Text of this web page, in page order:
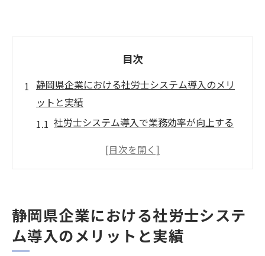
目次
静岡県企業における社労士システム導入のメリ
ットと実績
社労士システム導入で業務効率が向上する
静岡県企業が選ぶ社労士システムの特徴と
果
社労士システム導入で得られる法令遵守の
静岡県企業における社労士システ
ム導入のメリットと実績